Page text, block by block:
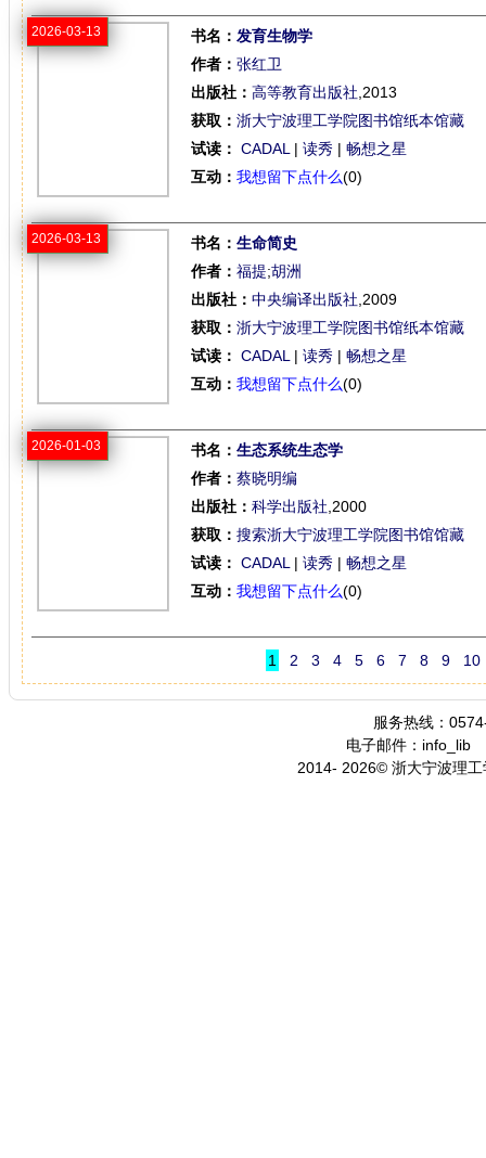
2026-03-13 书名： 发育生物学
作者： 张红卫
出版社： 高等教育出版社 ,2013
获取： 浙大宁波理工学院图书馆纸本馆藏
试读： CADAL | 读秀 | 畅想之星
互动： 我想留下点什么(0)
2026-03-13 书名： 生命简史
作者： 福提;胡洲
出版社： 中央编译出版社 ,2009
获取： 浙大宁波理工学院图书馆纸本馆藏
试读： CADAL | 读秀 | 畅想之星
互动： 我想留下点什么(0)
2026-01-03 书名： 生态系统生态学
作者： 蔡晓明编
出版社： 科学出版社 ,2000
获取： 搜索浙大宁波理工学院图书馆馆藏
试读： CADAL | 读秀 | 畅想之星
互动： 我想留下点什么(0)
1 2 3 4 5 6 7 8 9 10
服务热线：
电子邮件：info_lib
2014- 2026© 浙大宁波理工